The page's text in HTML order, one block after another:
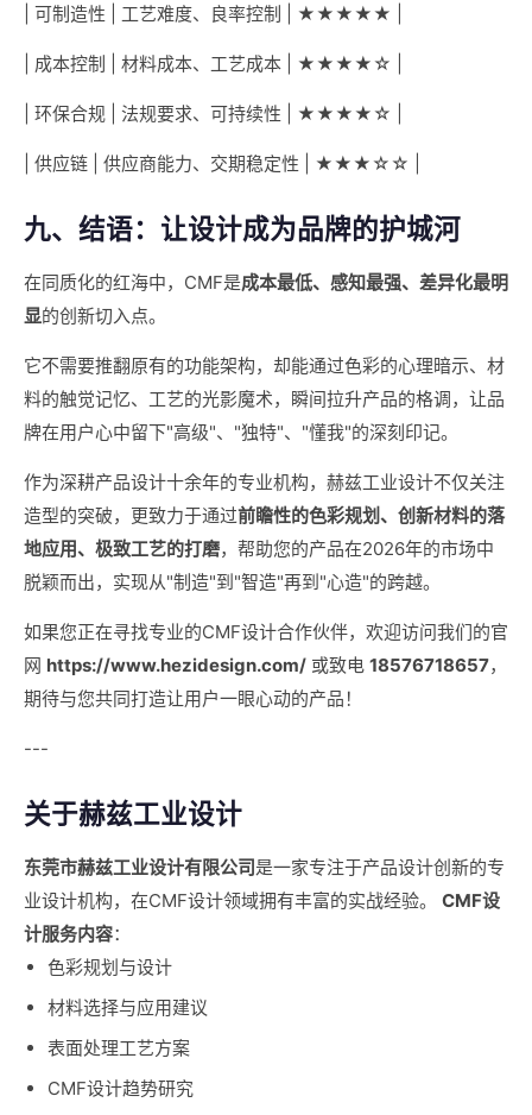
| 可制造性 | 工艺难度、良率控制 | ★★★★★ |
| 成本控制 | 材料成本、工艺成本 | ★★★★☆ |
| 环保合规 | 法规要求、可持续性 | ★★★★☆ |
| 供应链 | 供应商能力、交期稳定性 | ★★★☆☆ |
九、结语：让设计成为品牌的护城河
在同质化的红海中，CMF是成本最低、感知最强、差异化最明
显的创新切入点。
它不需要推翻原有的功能架构，却能通过色彩的心理暗示、材
料的触觉记忆、工艺的光影魔术，瞬间拉升产品的格调，让品
牌在用户心中留下"高级"、"独特"、"懂我"的深刻印记。
作为深耕产品设计十余年的专业机构，赫兹工业设计不仅关注
造型的突破，更致力于通过前瞻性的色彩规划、创新材料的落
地应用、极致工艺的打磨，帮助您的产品在2026年的市场中
脱颖而出，实现从"制造"到"智造"再到"心造"的跨越。
如果您正在寻找专业的CMF设计合作伙伴，欢迎访问我们的官
网 https://www.hezidesign.com/ 或致电 18576718657，
期待与您共同打造让用户一眼心动的产品！
---
关于赫兹工业设计
东莞市赫兹工业设计有限公司是一家专注于产品设计创新的专
业设计机构，在CMF设计领域拥有丰富的实战经验。 CMF设
计服务内容：
色彩规划与设计
材料选择与应用建议
表面处理工艺方案
CMF设计趋势研究